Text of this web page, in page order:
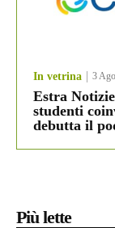
In vetrina 3
Estra
studenti
debutta il
Più lette